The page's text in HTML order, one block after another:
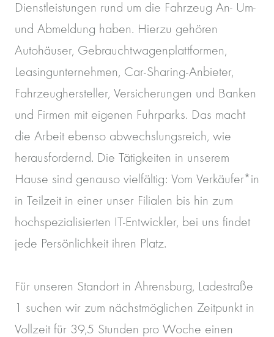
Dienstleistungen rund um die Fahrzeug An- Um-
und Abmeldung haben. Hierzu gehören
Autohäuser, Gebrauchtwagenplattformen,
Leasingunternehmen, Car-Sharing-Anbieter,
Fahrzeughersteller, Versicherungen und Banken
und Firmen mit eigenen Fuhrparks. Das macht
die Arbeit ebenso abwechslungsreich, wie
herausfordernd. Die Tätigkeiten in unserem
Hause sind genauso vielfältig: Vom Verkäufer*in
in Teilzeit in einer unser Filialen bis hin zum
hochspezialisierten IT-Entwickler, bei uns findet
jede Persönlichkeit ihren Platz.
Für unseren Standort in Ahrensburg, Ladestraße
1 suchen wir zum nächstmöglichen Zeitpunkt in
Vollzeit für 39,5 Stunden pro Woche einen